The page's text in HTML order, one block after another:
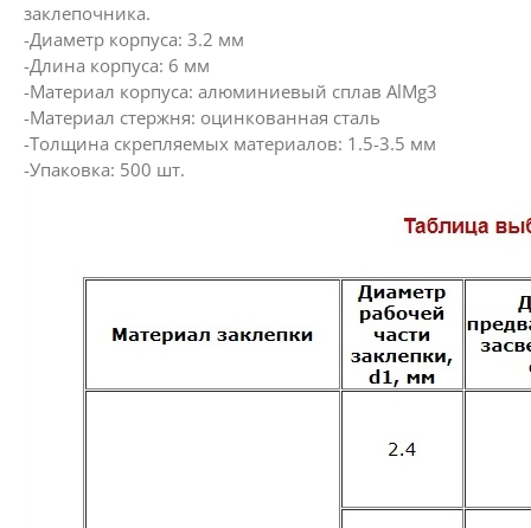
заклепочника.
-Диаметр корпуса: 3.2 мм
-Длина корпуса: 6 мм
-Материал корпуса: алюминиевый сплав AlMg3
-Материал стержня: оцинкованная сталь
-Толщина скрепляемых материалов: 1.5-3.5 мм
-Упаковка: 500 шт.